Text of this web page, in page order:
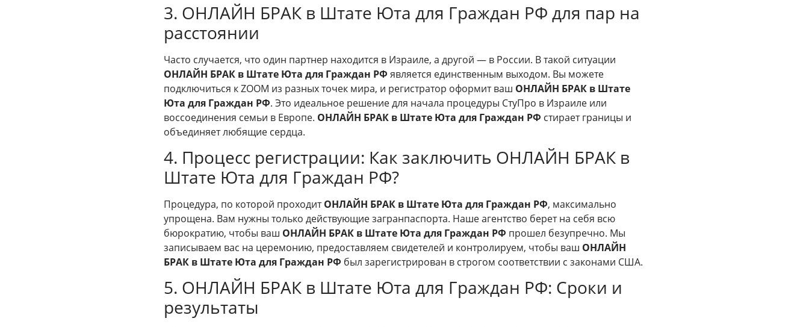
3. ОНЛАЙН БРАК в Штате Юта для Граждан РФ для пар на
расстоянии
Часто случается, что один партнер находится в Израиле, а другой — в России. В такой ситуации
ОНЛАЙН БРАК в Штате Юта для Граждан РФ является единственным выходом. Вы можете
подключиться к ZOOM из разных точек мира, и регистратор оформит ваш ОНЛАЙН БРАК в Штате
Юта для Граждан РФ. Это идеальное решение для начала процедуры СтуПро в Израиле или
воссоединения семьи в Европе. ОНЛАЙН БРАК в Штате Юта для Граждан РФ стирает границы и
объединяет любящие сердца.
4. Процесс регистрации: Как заключить ОНЛАЙН БРАК в
Штате Юта для Граждан РФ?
Процедура, по которой проходитОНЛАЙН БРАК в Штате Юта для Граждан РФ, максимально
упрощена. Вам нужны только действующие загранпаспорта. Наше агентство берет на себя всю
бюрократию, чтобы ваш ОНЛАЙН БРАК в Штате Юта для Граждан РФ прошел безупречно. Мы
записываем вас на церемонию, предоставляем свидетелей и контролируем, чтобы ваш ОНЛАЙН
БРАК в Штате Юта для Граждан РФ был зарегистрирован в строгом соответствии с законами США.
5. ОНЛАЙН БРАК в Штате Юта для Граждан РФ: Сроки и
результаты